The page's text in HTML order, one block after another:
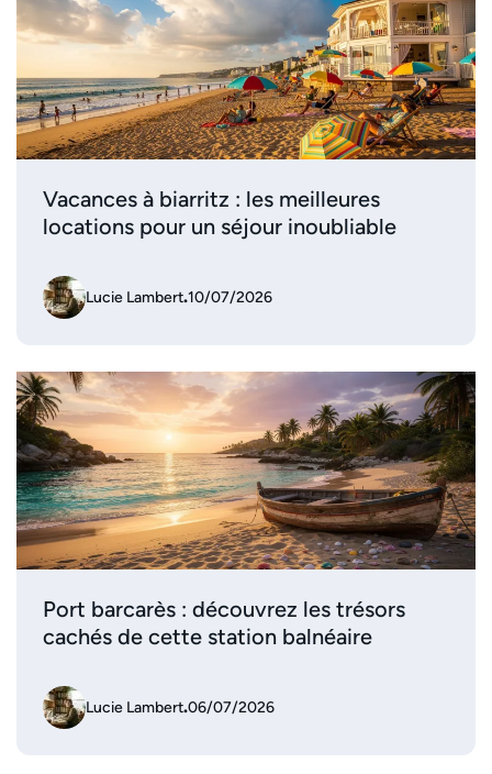
Vacances à biarritz : les meilleures
locations pour un séjour inoubliable
Lucie Lambert.10/07/2026
Port barcarès : découvrez les trésors
cachés de cette station balnéaire
Lucie Lambert.06/07/2026